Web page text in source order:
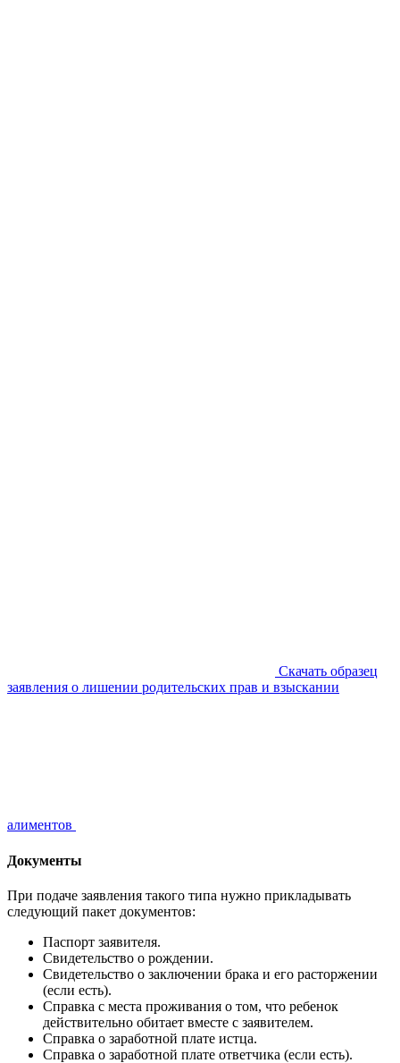
Скачать образец
заявления о лишении родительских прав и взыскании
алиментов
Документы
При подаче заявления такого типа нужно прикладывать
следующий пакет документов:
Паспорт заявителя.
Свидетельство о рождении.
Свидетельство о заключении брака и его расторжении
(если есть).
Справка с места проживания о том, что ребенок
действительно обитает вместе с заявителем.
Справка о заработной плате истца.
Справка о заработной плате ответчика (если есть).